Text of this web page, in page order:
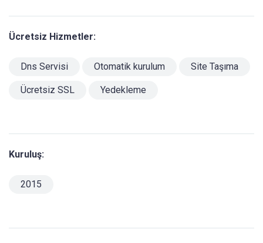
Ücretsiz Hizmetler:
Dns Servisi Otomatik kurulum Site Taşıma
Ücretsiz SSL Yedekleme
Kuruluş:
2015